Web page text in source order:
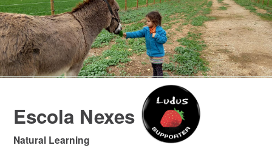
Escola Nexes
Natural Learning